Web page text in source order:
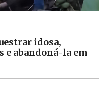
idosa,
e abandoná-la em